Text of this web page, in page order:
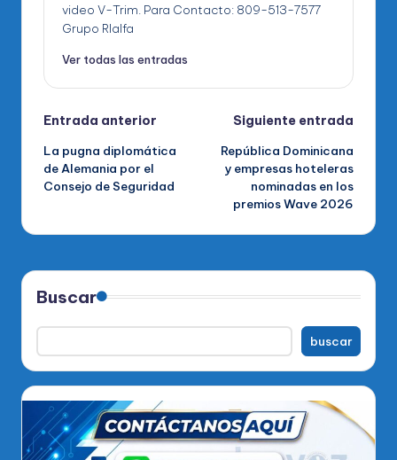
video V-Trim. Para Contacto: 809-513-7577
Grupo RIalfa
Ver todas las entradas
Navegación
de
entradas
Entrada anterior
La pugna diplomática
de Alemania por el
Consejo de Seguridad
Siguiente entrada
República Dominicana
y empresas hoteleras
nominadas en los
premios Wave 2026
Buscar
buscar